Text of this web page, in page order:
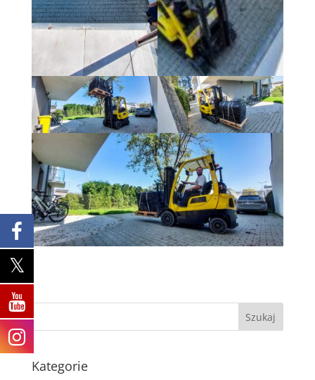
Kategorie